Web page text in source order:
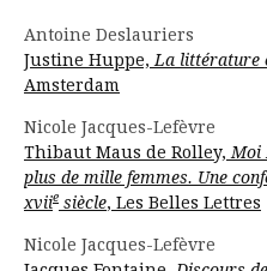
Antoine Deslauriers
Justine Huppe, La littérature
Amsterdam
Nicole Jacques-Lefèvre
Thibaut Maus de Rolley, Moi
plus de mille femmes. Une
xviie siècle, Les Belles Lettres
Nicole Jacques-Lefèvre